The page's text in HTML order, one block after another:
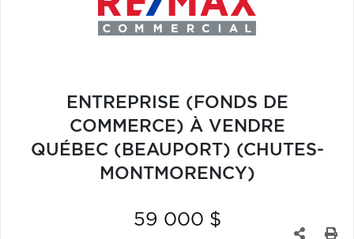
ENTREPRISE (FONDS DE
COMMERCE) À VENDRE
QUÉBEC (BEAUPORT) (CHUTES-
MONTMORENCY)
59 000 $